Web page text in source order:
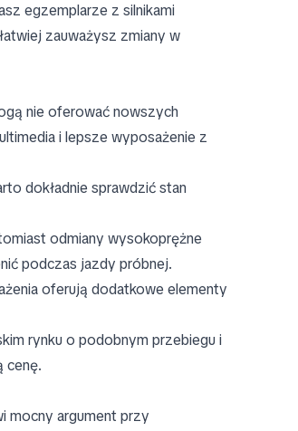
egzemplarze z silnikami
zauważysz zmiany w
nie oferować nowszych
i lepsze wyposażenie z
dokładnie sprawdzić stan
odmiany wysokoprężne
podczas jazdy próbnej.
oferują dodatkowe elementy
rynku o podobnym przebiegu i
cenę.
mocny argument przy